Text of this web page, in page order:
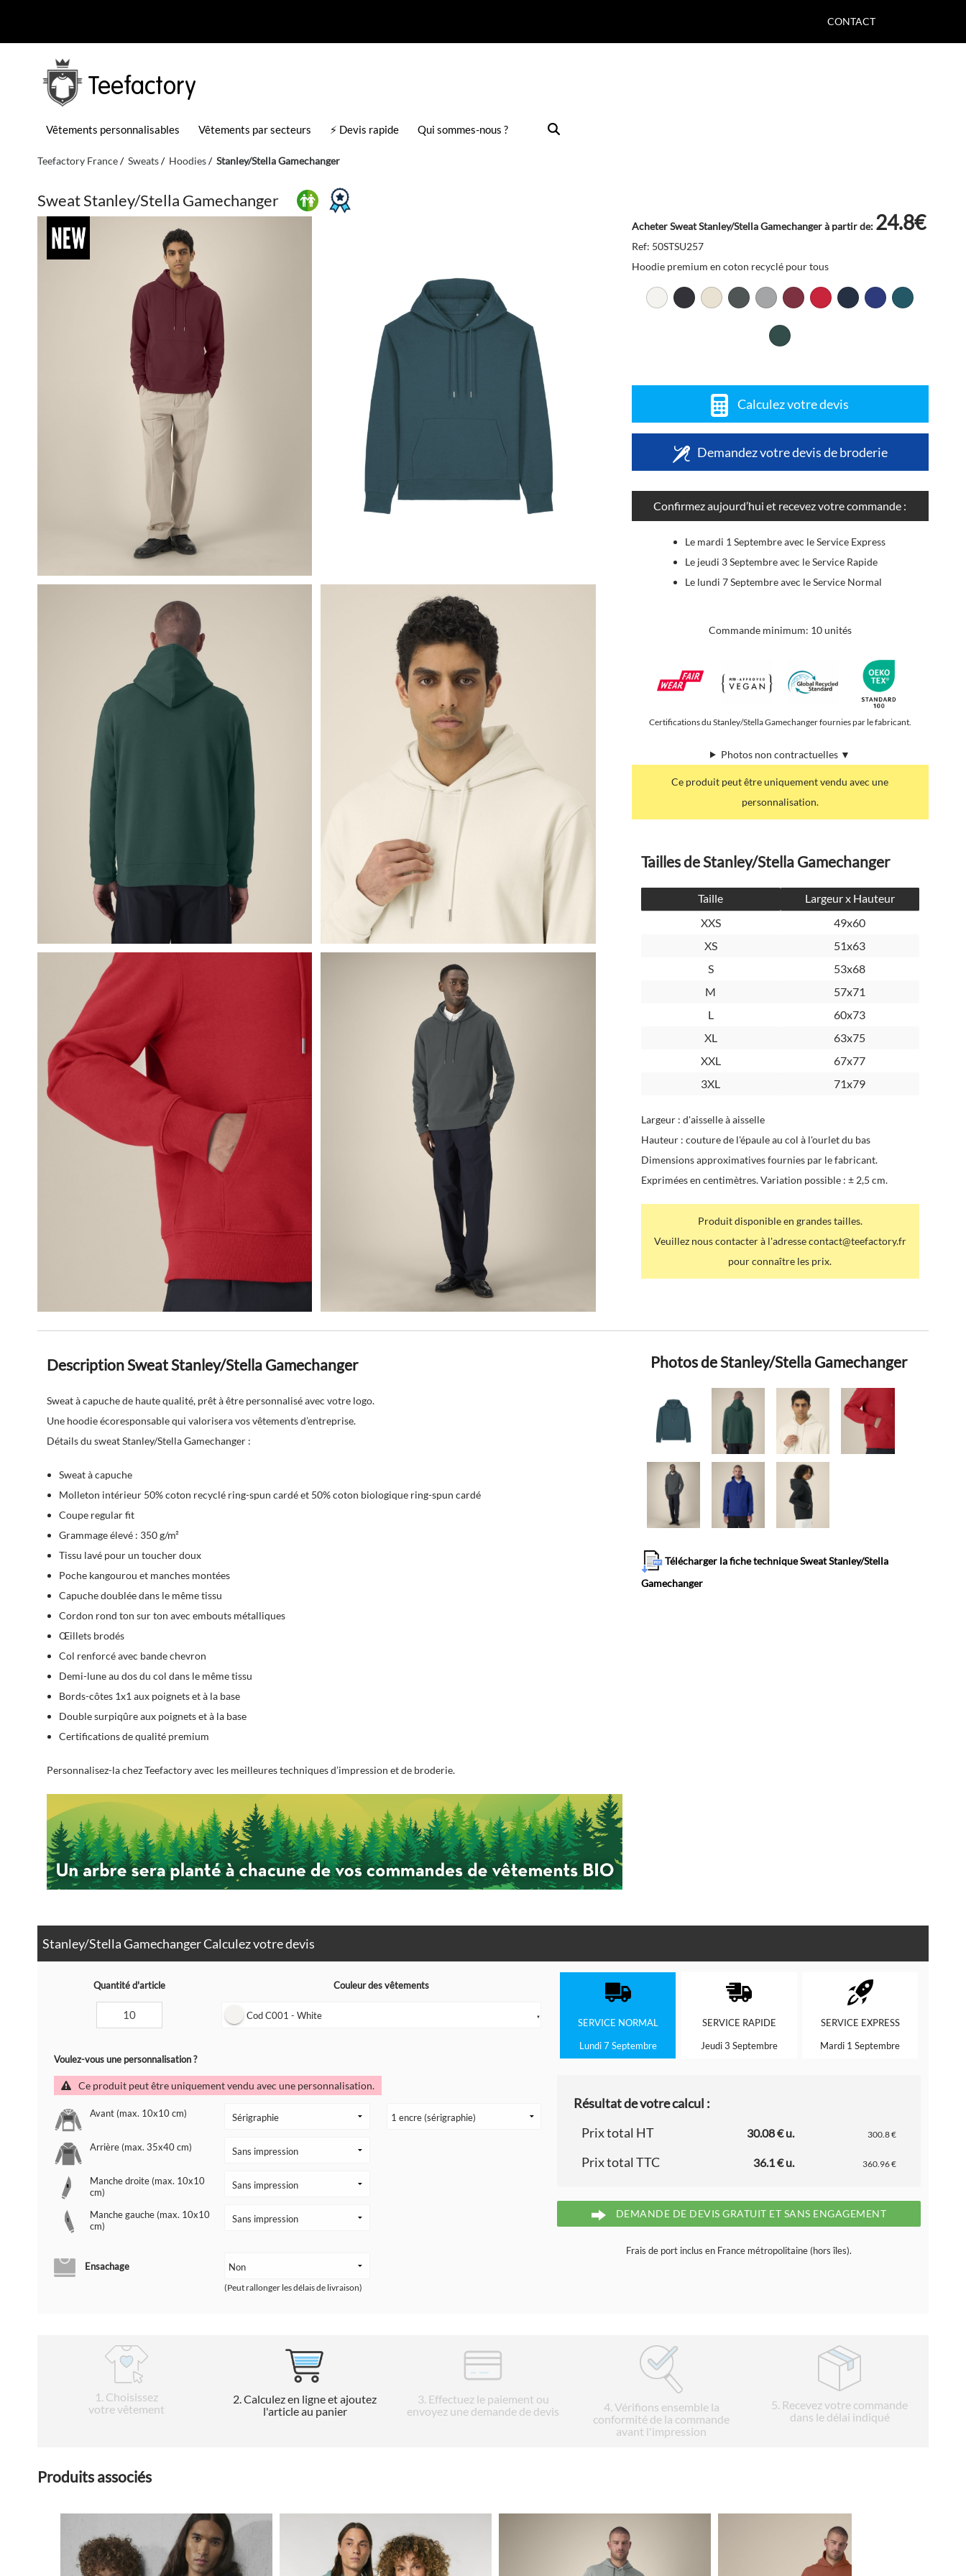
CONTACT
Teefactory
Vêtements personnalisables Vêtements par secteurs ⚡ Devis rapide Qui sommes-nous ?
Teefactory France Sweats Hoodies Stanley/Stella Gamechanger
Sweat Stanley/Stella Gamechanger
Acheter Sweat Stanley/Stella Gamechanger à partir de: 24.8€
Ref: 50STSU257
Hoodie premium en coton recyclé pour tous
Calculez votre devis
Demandez votre devis de broderie
Confirmez aujourd’hui et recevez votre commande :
Le mardi 1 Septembre avec le Service Express
Le jeudi 3 Septembre avec le Service Rapide
Le lundi 7 Septembre avec le Service Normal
Commande minimum: 10 unités
Certifications du Stanley/Stella Gamechanger fournies par le fabricant.
Photos non contractuelles ▼
Ce produit peut être uniquement vendu avec une
personnalisation.
Tailles de Stanley/Stella Gamechanger
Taille
Largeur x Hauteur
XXS
49x60
XS
51x63
S
53x68
M
57x71
L
60x73
XL
63x75
XXL
67x77
3XL
71x79
Largeur : d'aisselle à aisselle
Hauteur : couture de l'épaule au col à l'ourlet du bas
Dimensions approximatives fournies par le fabricant.
Exprimées en centimètres. Variation possible : ± 2,5 cm.
Produit disponible en grandes tailles.
Veuillez nous contacter à l'adresse contact@teefactory.fr
pour connaître les prix.
Description Sweat Stanley/Stella Gamechanger
Sweat à capuche de haute qualité, prêt à être personnalisé avec votre logo.
Une hoodie écoresponsable qui valorisera vos vêtements d’entreprise.
Détails du sweat Stanley/Stella Gamechanger :
Sweat à capuche
Molleton intérieur 50% coton recyclé ring-spun cardé et 50% coton biologique ring-spun cardé
Coupe regular fit
Grammage élevé : 350 g/m²
Tissu lavé pour un toucher doux
Poche kangourou et manches montées
Capuche doublée dans le même tissu
Cordon rond ton sur ton avec embouts métalliques
Œillets brodés
Col renforcé avec bande chevron
Demi-lune au dos du col dans le même tissu
Bords-côtes 1x1 aux poignets et à la base
Double surpiqûre aux poignets et à la base
Certifications de qualité premium
Personnalisez-la chez Teefactory avec les meilleures techniques d’impression et de broderie.
Photos de Stanley/Stella Gamechanger
Télécharger la fiche technique Sweat Stanley/Stella
Gamechanger
Stanley/Stella Gamechanger Calculez votre devis
Quantité d'article Couleur des vêtements
Cod C001 - White ▼
Voulez-vous une personnalisation ?
Ce produit peut être uniquement vendu avec une personnalisation.
Avant (max. 10x10 cm)
Arrière (max. 35x40 cm)
Manche droite (max. 10x10
cm)
Manche gauche (max. 10x10
cm)
Ensachage
(Peut rallonger les délais de livraison)
SERVICE NORMAL
Lundi 7 Septembre
SERVICE RAPIDE
Jeudi 3 Septembre
SERVICE EXPRESS
Mardi 1 Septembre
Résultat de votre calcul :
Prix total HT
30.08 € u. 300.8 €
Prix total TTC 36.1 € u. 360.96 €
DEMANDE DE DEVIS GRATUIT ET SANS ENGAGEMENT
Frais de port inclus en France métropolitaine (hors îles).
1 . Choisissez
votre vêtement
2. Calculez en ligne et ajoutez
l'article au panier
3. Effectuez le paiement ou
envoyez une demande de devis
4. Vérifions ensemble la
conformité de la commande
avant l'impression
5 . Recevez votre commande
dans le délai indiqué
Produits associés